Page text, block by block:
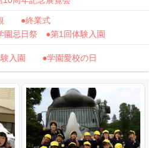
●終業式
園忌日祭 ●第1回体験入園
入園 ●学園愛校の日